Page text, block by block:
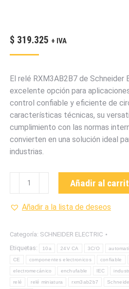
$ 319.325 + IVA
El relé RXM3AB2B7 de Schneider
excelente opción para
control confiable y eficiente de
características técnicas, su
cumplimiento con las normas
convierten en una solución ideal
industrias.
RXM3AB2B7
DE
LA
MARCA
SCHNEIDER
ELECRIC
Añadir al
Añadir a la lista de deseos
Categoría: SCHNEIDER ELECTRIC
Etiquetas:
10a 24V CA 3C/O
CE componentes electronicos confiable
electromecánico enchufable IEC
relé relé miniatura rxm3ab2b7